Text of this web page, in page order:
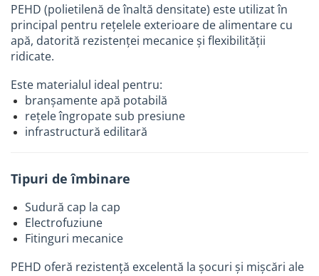
Baterii bucatarie cu filtru
Clapete de actionare
Rezervoare WC incastrate
Rezervoare WC clasice
Vase WC
Lavoare
Rigole de dus
Mobilier baie
Accesorii baie
Accesorii bucatarie
PEHD (polietilenă de înaltă densitate) este utilizat în
principal pentru rețelele exterioare de alimentare cu
apă, datorită rezistenței mecanice și flexibilității
ridicate.
Este materialul ideal pentru:
branșamente apă potabilă
rețele îngropate sub presiune
infrastructură edilitară
Tipuri de îmbinare
Sudură cap la cap
Electrofuziune
Fitinguri mecanice
PEHD oferă rezistență excelentă la șocuri și mișcări ale